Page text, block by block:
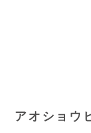
アオショウ